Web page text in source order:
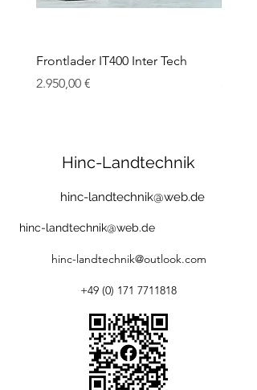
Frontlader IT400 Inter Tech
Preis
2.950,00 €
Hinc-Landtechnik
hinc-landtechnik@web.de
hinc-landtechnik@web.de
hinc-landtechnik@outlook.com
+49 (0) 171 7711818